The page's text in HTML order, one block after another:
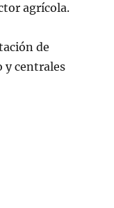
agrícola.
de
y centrales